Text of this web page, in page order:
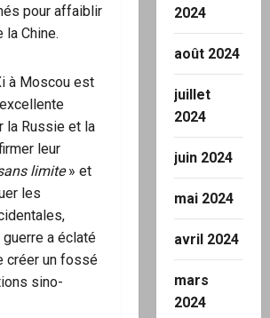
pour affaiblir
la Chine.
à Moscou est
la Russie et la
leur
limite» et
les
a éclaté
créer un fossé
sino-
2024
août 2024
juillet
2024
juin 2024
mai 2024
avril 2024
mars
2024